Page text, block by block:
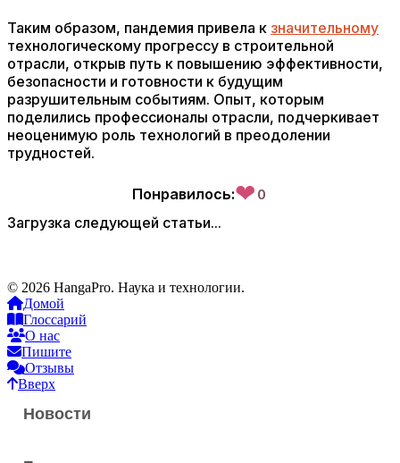
Таким образом, пандемия привела к значительному
технологическому прогрессу в строительной
отрасли, открыв путь к повышению эффективности,
безопасности и готовности к будущим
разрушительным событиям. Опыт, которым
поделились профессионалы отрасли, подчеркивает
неоценимую роль технологий в преодолении
трудностей.
Понравилось:❤ 0
Загрузка следующей статьи...
© 2026 HangaPro. Наука и технологии.
Домой
Глоссарий
О нас
Пишите
Отзывы
Вверх
Новости